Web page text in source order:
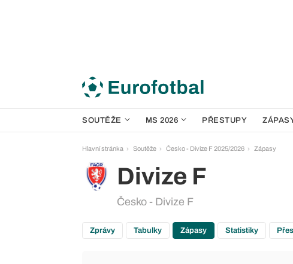
SOUTĚŽE MS 2026 PŘESTUPY
Hlavní stránka Soutěže Česko - Divize F 2025/2026 Zápasy
Divize F
Česko - Divize F
Zprávy Tabulky Zápasy Statistiky